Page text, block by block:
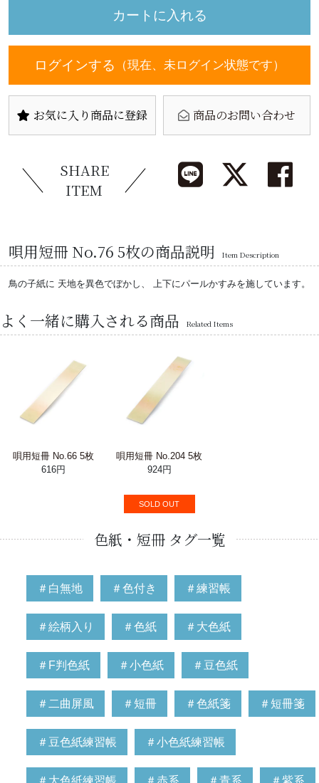
ログインする （現在、未ログイン状態です）
お気に入り商品に登録 商品のお問い合わせ
SHARE
ITEM
唄用短冊 No.76 5枚の商品説明 Item Description
鳥の子紙に 天地を異色でぼかし、 上下にパールかすみを施しています。
よく一緒に購入される商品 Related Items
唄用短冊 No.66 5枚
616円
唄用短冊 No.204 5枚
924円
SOLD OUT
色紙・短冊 タグ一覧
＃白無地 ＃色付き ＃練習帳
＃絵柄入り ＃色紙 ＃大色紙
＃F判色紙 ＃小色紙 ＃豆色紙
＃二曲屏風 ＃短冊 ＃色紙箋 ＃短冊箋
＃豆色紙練習帳 ＃小色紙練習帳
＃大色紙練習帳 ＃赤系 ＃青系 ＃紫系